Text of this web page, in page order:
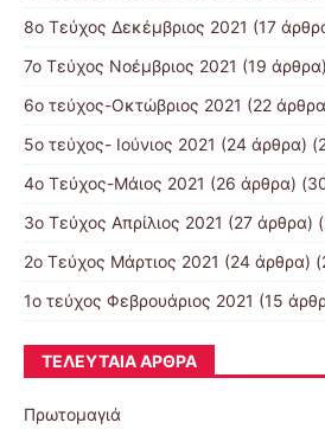
8o Tεύχος Δεκέμβριος 2021 (17
7o Τεύχος Νοέμβριος 2021 (19
6ο τεύχος-Οκτώβριος 2021 (22
5ο τεύχος- Ιούνιος 2021 (24 άρθρα)
4o Tεύχος-Μάιος 2021 (26 άρθρα)
3ο Τεύχος Απρίλιος 2021 (27 άρθρα)
2o Tεύχος Μάρτιος 2021 (24 άρθρα)
1ο τεύχος Φεβρουάριος 2021 (15
ΤΕΛΕΥΤΑΊΑ ΆΡΘΡΑ
Πρωτομαγιά